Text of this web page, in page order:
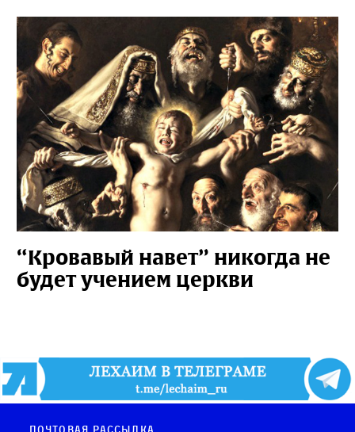
“Кровавый навет” никогда не
будет учением церкви
Почтовая рассылка